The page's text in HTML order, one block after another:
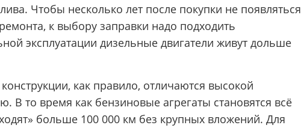
Чтобы несколько лет после покупки не появляться
к выбору заправки надо подходить
эксплуатации дизельные двигатели живут дольше
как правило, отличаются высокой
В то время как бензиновые агрегаты становятся всё
больше 100 000 км без крупных вложений. Для